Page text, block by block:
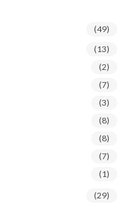
(49)
(13)
(2)
(7)
(3)
(8)
(8)
(7)
(1)
(29)